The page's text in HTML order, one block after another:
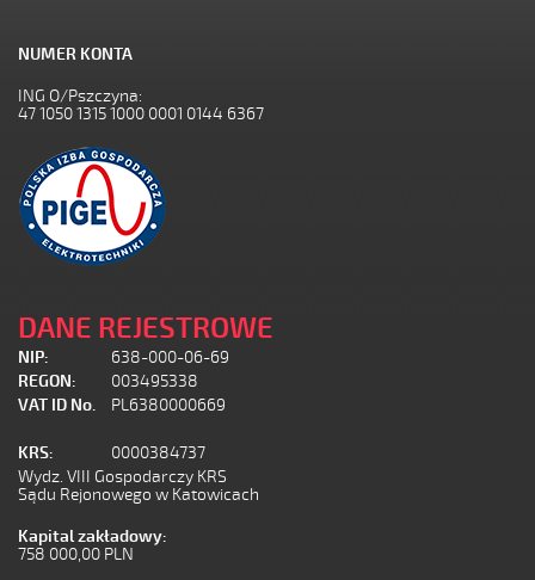
NUMER KONTA
ING O/Pszczyna:
47 1050 1315 1000 0001 0144 6367
DANE REJESTROWE
NIP:
638-000-06-69
REGON:
003495338
VAT ID No.
PL6380000669
KRS:
0000384737
Wydz. VIII Gospodarczy KRS
Sądu Rejonowego w Katowicach
Kapital zakładowy:
758 000,00 PLN